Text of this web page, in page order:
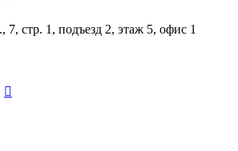
стр. 1, подъезд 2, этаж 5, офис 1